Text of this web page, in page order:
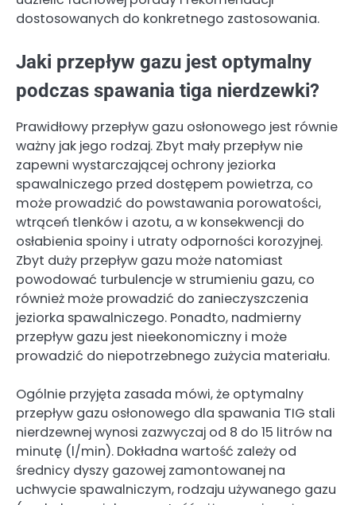
dostosowanych do konkretnego zastosowania.
Jaki przepływ gazu jest optymalny
podczas spawania tiga nierdzewki?
Prawidłowy przepływ gazu osłonowego jest równie
ważny jak jego rodzaj. Zbyt mały przepływ nie
zapewni wystarczającej ochrony jeziorka
spawalniczego przed dostępem powietrza, co
może prowadzić do powstawania porowatości,
wtrąceń tlenków i azotu, a w konsekwencji do
osłabienia spoiny i utraty odporności korozyjnej.
Zbyt duży przepływ gazu może natomiast
powodować turbulencje w strumieniu gazu, co
również może prowadzić do zanieczyszczenia
jeziorka spawalniczego. Ponadto, nadmierny
przepływ gazu jest nieekonomiczny i może
prowadzić do niepotrzebnego zużycia materiału.
Ogólnie przyjęta zasada mówi, że optymalny
przepływ gazu osłonowego dla spawania TIG stali
nierdzewnej wynosi zazwyczaj od 8 do 15 litrów na
minutę (l/min). Dokładna wartość zależy od
średnicy dyszy gazowej zamontowanej na
uchwycie spawalniczym, rodzaju używanego gazu